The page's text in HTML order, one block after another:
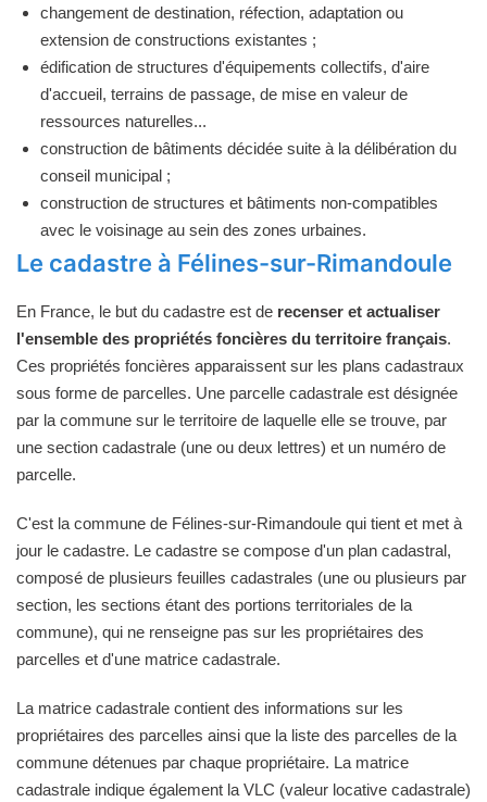
changement de destination, réfection, adaptation ou
extension de constructions existantes ;
édification de structures d'équipements collectifs, d'aire
d'accueil, terrains de passage, de mise en valeur de
ressources naturelles...
construction de bâtiments décidée suite à la délibération du
conseil municipal ;
construction de structures et bâtiments non-compatibles
avec le voisinage au sein des zones urbaines.
Le cadastre à Félines-sur-Rimandoule
En France, le but du cadastre est de recenser et actualiser
l'ensemble des propriétés foncières du territoire français.
Ces propriétés foncières apparaissent sur les plans cadastraux
sous forme de parcelles. Une parcelle cadastrale est désignée
par la commune sur le territoire de laquelle elle se trouve, par
une section cadastrale (une ou deux lettres) et un numéro de
parcelle.
C'est la commune de Félines-sur-Rimandoule qui tient et met à
jour le cadastre. Le cadastre se compose d'un plan cadastral,
composé de plusieurs feuilles cadastrales (une ou plusieurs par
section, les sections étant des portions territoriales de la
commune), qui ne renseigne pas sur les propriétaires des
parcelles et d'une matrice cadastrale.
La matrice cadastrale contient des informations sur les
propriétaires des parcelles ainsi que la liste des parcelles de la
commune détenues par chaque propriétaire. La matrice
cadastrale indique également la VLC (valeur locative cadastrale)